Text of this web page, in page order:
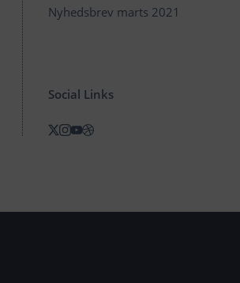
Nyhedsbrev marts 2021
Social Links